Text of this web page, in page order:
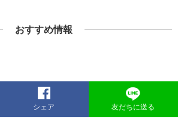
おすすめ情報
シェア 友だちに送る